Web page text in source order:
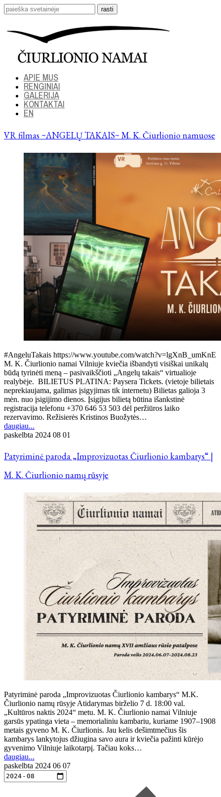
APIE MUS
RENGINIAI
GALERIJA
KONTAKTAI
EN
VR filmas ~ANGELŲ TAKAIS~ M. K. Čiurlionio namuose
#AngeluTakais https://www.youtube.com/watch?v=lgXnB_umKnE
M. K. Čiurlionio namai Vilniuje kviečia išbandyti visiškai unikalų
būdą tyrinėti meną – pasivaikščioti „Angelų takais“ virtualioje
realybėje. BILIETUS PLATINA: Paysera Tickets. (vietoje bilietais
neprekiaujama, galimas įsigyjimas tik internetu) Bilietas galioja 3
mėn. nuo įsigijimo dienos. Įsigijus bilietą būtina išankstinė
registracija telefonu +370 646 53 503 dėl peržiūros laiko
rezervavimo. Režisierės Kristinos Buožytės…
daugiau...
paskelbta 2024 08 01
Patyriminė paroda „Improvizuotas Čiurlionio kambarys“ |
M. K. Čiurlionio namų rūsyje
Patyriminė paroda „Improvizuotas Čiurlionio kambarys“ M.K.
Čiurlionio namų rūsyje Atidarymas birželio 7 d. 18:00 val.
„Kultūros naktis 2024“ metu. M. K. Čiurlionio namai Vilniuje
garsūs ypatinga vieta – memorialiniu kambariu, kuriame 1907–1908
metais gyveno M. K. Čiurlionis. Jau kelis dešimtmečius šis
kambarys lankytojus džiugina savo aura ir kviečia pažinti kūrėjo
gyvenimo Vilniuje laikotarpį. Tačiau koks…
daugiau...
paskelbta 2024 06 07